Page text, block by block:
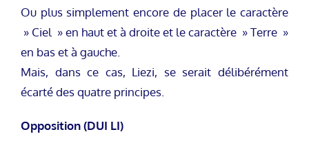
Ou plus simplement encore de placer le caractère
» Ciel » en haut et à droite et le caractère » Terre »
en bas et à gauche.
Mais, dans ce cas, Liezi, se serait délibérément
écarté des quatre principes.
Opposition (DUI LI)